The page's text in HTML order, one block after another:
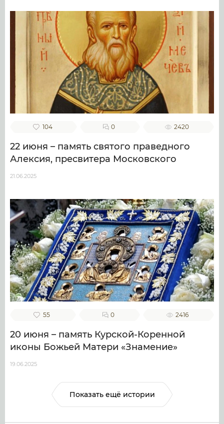
104 0 2420
22 июня – память святого праведного
Алексия, пресвитера Московского
21.06.2025
55 0 2416
20 июня – память Курской-Коренной
иконы Божьей Матери «Знамение»
19.06.2025
Показать ещё истории